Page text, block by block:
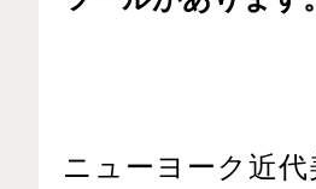
ニューヨーク近